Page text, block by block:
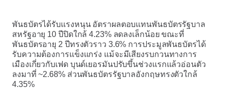
พันธบัตรได้รับแรงหนุน อัตราผลตอบแทนพันธบัตรรัฐบาล
สหรัฐอายุ 10 ปีปิดใกล้ 4.23% ลดลงเล็กน้อย ขณะที่
พันธบัตรอายุ 2 ปีทรงตัวราว 3.6% การประมูลพันธบัตรได้
รับความต้องการแข็งแกร่ง แม้จะมีเสียงรบกวนทางการ
เมืองเกี่ยวกับเฟด บุนด์เยอรมันปรับขึ้นช่วงแรกแล้วอ่อนตัว
ลงมาที่ ~2.68% ส่วนพันธบัตรรัฐบาลอังกฤษทรงตัวใกล้
4.35%